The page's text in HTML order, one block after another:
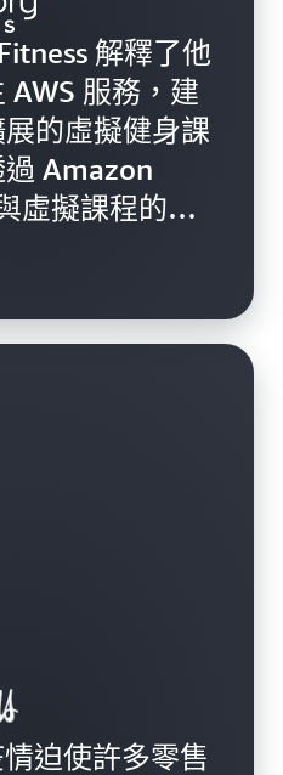
解釋了他
AWS 服務，建
的虛擬健身課
Amazon
虛擬課程的客
迫使許多零售